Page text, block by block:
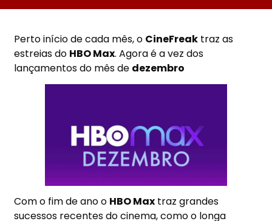
Perto início de cada mês, o CineFreak traz as
estreias do HBO Max. Agora é a vez dos
lançamentos do mês de dezembro
Com o fim de ano o HBO Max traz grandes
sucessos recentes do cinema, como o longa